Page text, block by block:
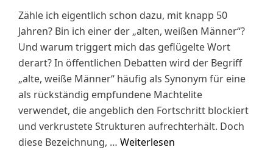
Zähle ich eigentlich schon dazu, mit knapp 50
Jahren? Bin ich einer der „alten, weißen Männer“?
Und warum triggert mich das geflügelte Wort
derart? In öffentlichen Debatten wird der Begriff
„alte, weiße Männer“ häufig als Synonym für eine
als rückständig empfundene Machtelite
verwendet, die angeblich den Fortschritt blockiert
und verkrustete Strukturen aufrechterhält. Doch
diese Bezeichnung, … Weiterlesen